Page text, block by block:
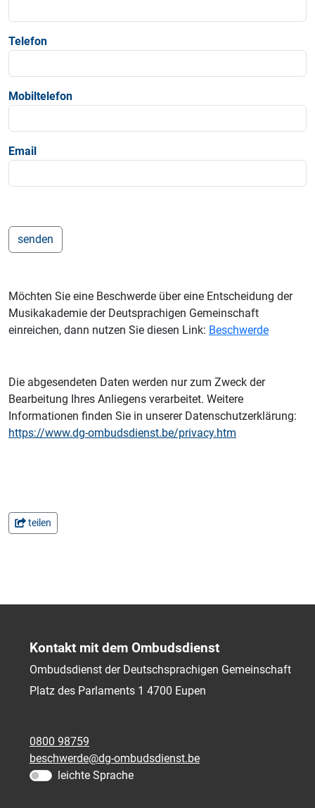
Telefon
Mobiltelefon
Email
Möchten Sie eine Beschwerde über eine Entscheidung der
Musikakademie der Deutsprachigen Gemeinschaft
einreichen, dann nutzen Sie diesen Link: Beschwerde
Die abgesendeten Daten werden nur zum Zweck der
Bearbeitung Ihres Anliegens verarbeitet. Weitere
Informationen finden Sie in unserer Datenschutzerklärung:
https://www.dg-ombudsdienst.be/privacy.htm
teilen
Kontakt mit dem Ombudsdienst
Ombudsdienst der Deutschsprachigen Gemeinschaft
Platz des Parlaments 1 4700 Eupen
0800 98759
beschwerde@dg-ombudsdienst.be
leichte Sprache